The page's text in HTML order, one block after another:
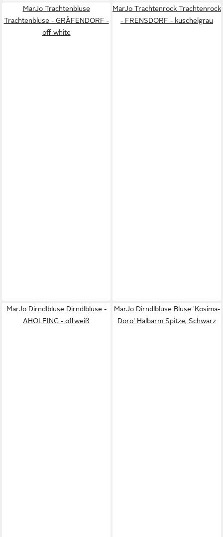
MarJo Trachtenbluse
Trachtenbluse - GRÄFENDORF -
off white
MarJo Trachtenrock Trachtenrock
- FRENSDORF - kuschelgrau
MarJo Dirndlbluse Dirndlbluse -
AHOLFING - offweiß
MarJo Dirndlbluse Bluse 'Kosima-
Doro' Halbarm Spitze, Schwarz